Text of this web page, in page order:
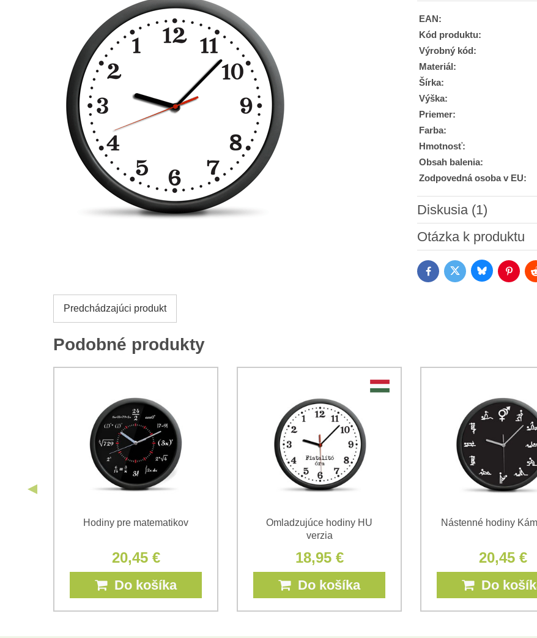
EAN:
Kód produktu:
Výrobný kód:
Materiál:
Šírka:
Výška:
Priemer:
Farba:
Hmotnosť:
Obsah balenia:
Zodpovedná osoba v EU:
Diskusia (1)
skoda....
peter,07.10.2020 08:51:13
...ze tieto hodiny naozaj
Súhlasím so
Oboznámil som sa s
Otázka k produktu
FacebookTwitter Bluesky
Predchádzajúci produkt
Podobné produkty
Hodiny pre matematikov
20,45 €
Do košíka
Omladzujúce hodiny HU
verzia
18,95 €
Do košíka
Nástenné hodiny
20,45 €
Do